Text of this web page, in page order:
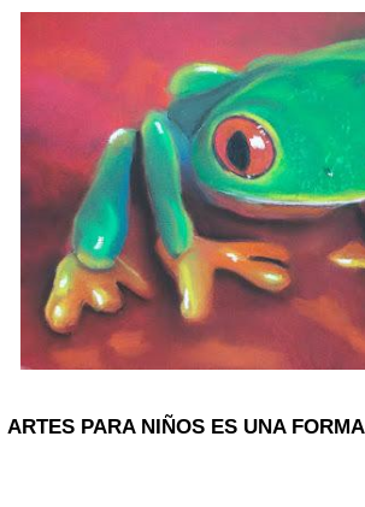
ARTES PARA NIÑOS ES UNA